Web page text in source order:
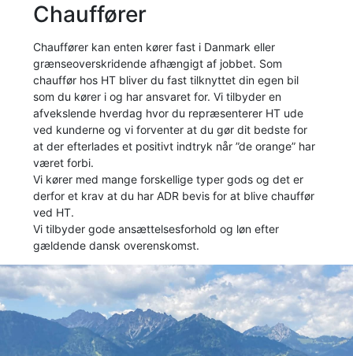
Chauffører
Chauffører kan enten kører fast i Danmark eller
grænseoverskridende afhængigt af jobbet. Som
chauffør hos HT bliver du fast tilknyttet din egen bil
som du kører i og har ansvaret for. Vi tilbyder en
afvekslende hverdag hvor du repræsenterer HT ude
ved kunderne og vi forventer at du gør dit bedste for
at der efterlades et positivt indtryk når ”de orange” har
været forbi.
Vi kører med mange forskellige typer gods og det er
derfor et krav at du har ADR bevis for at blive chauffør
ved HT.
Vi tilbyder gode ansættelsesforhold og løn efter
gældende dansk overenskomst.